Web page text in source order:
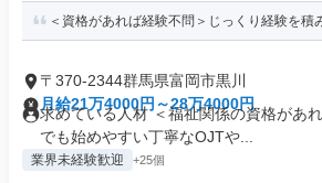
＜資格があれば経験不問＞じっくり経験を積
〒370-2344群馬県富岡市黒川
月給21万4000円～28万4000円
求めている人材 ＜福祉関係の資格があ
でも始めやすい丁寧なOJTや...
業界未経験歓迎 +25個